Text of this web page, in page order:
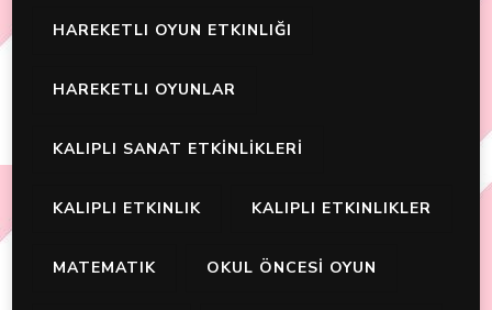
HAREKETLI OYUN ETKINLIĞI
HAREKETLI OYUNLAR
KALIPLI SANAT ETKİNLİKLERİ
KALIPLI ETKINLIK KALIPLI ETKINLIKLER
MATEMATIK OKUL ÖNCESİ OYUN